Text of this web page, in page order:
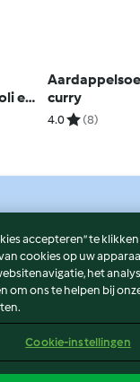
en
curry
4.0 (8)
accepteren” te
cookies op uw
het
om ons te helpen bij
Cookie-instellingen